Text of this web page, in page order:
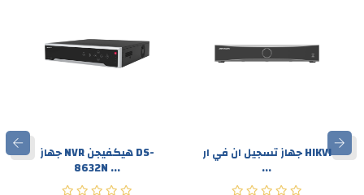
جهاز NVR هيكفيجن DS-
8632N ...
جهاز تسجيل ان في ار HIKVI
...